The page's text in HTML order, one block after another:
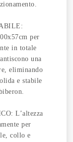
per
in totale
una
eliminando
e stabile
L’altezza
per
collo e